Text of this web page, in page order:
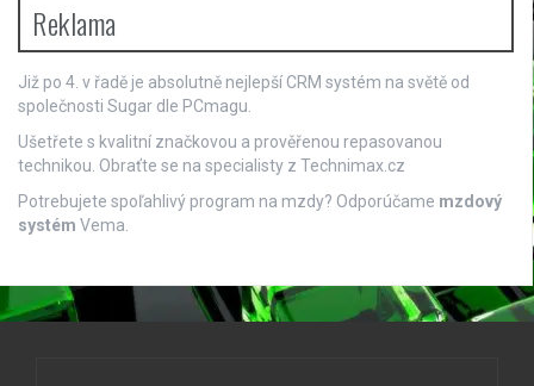
Reklama
Již po 4. v řadě je absolutně nejlepší CRM systém na světě od
společnosti Sugar dle PCmagu.
Ušetřete s kvalitní značkovou a prověřenou repasovanou
technikou. Obraťte se na specialisty z Technimax.cz
Potrebujete spoľahlivý program na mzdy? Odporúčame mzdový
systém Vema.